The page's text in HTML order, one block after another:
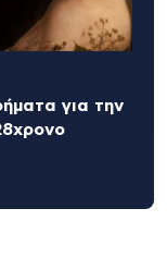
για την